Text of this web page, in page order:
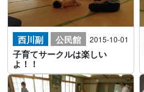
西川副 公民館 2015-10-01
子育てサークルは楽しい
よ！！